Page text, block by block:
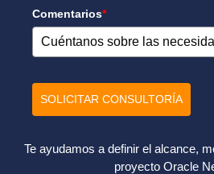
Comentarios*
SOLICITAR CONSULTORÍA
Te ayudamos a definir el alcance,
proyecto Oracle